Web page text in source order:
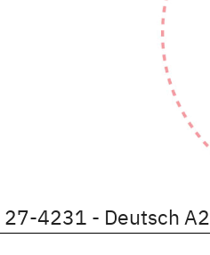
Kursdetails öffnen
27-4231 - Deutsch A2